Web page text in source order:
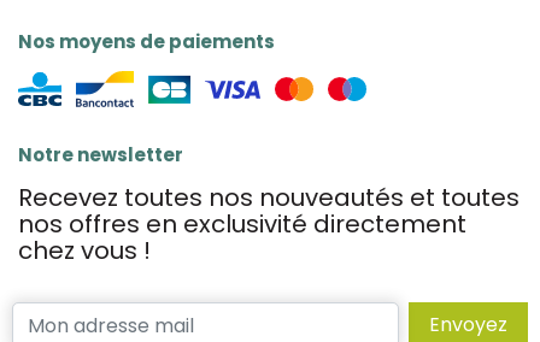
Nos moyens de paiements
Notre newsletter
Recevez toutes nos nouveautés et toutes
nos offres en exclusivité directement
chez vous !
Envoyez